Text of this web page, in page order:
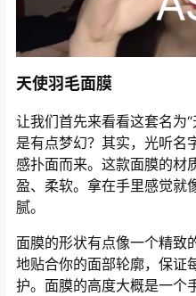
天使羽毛面膜
让我们首先来看看这套名为
是有点梦幻？其实，光听名
感扑面而来。这款面膜的材
盈、柔软。拿在手里感觉就
腻。
面膜的形状有点像一个精致
地贴合你的面部轮廓，保证
护。面膜的高度大概是一个